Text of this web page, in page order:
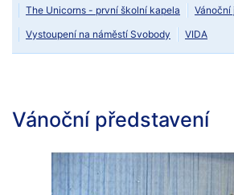
The Unicorns - první školní kapela
Vánoční
Vystoupení na náměstí Svobody
VIDA
Vánoční představení